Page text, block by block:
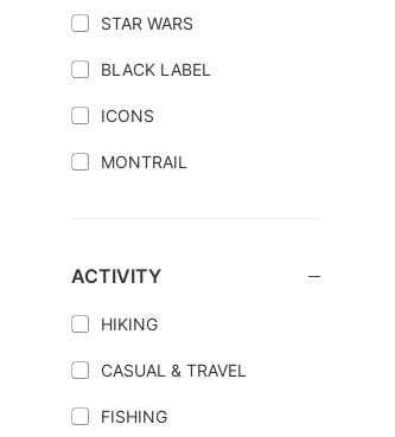
STAR WARS
BLACK LABEL
ICONS
MONTRAIL
ACTIVITY
HIKING
CASUAL & TRAVEL
FISHING